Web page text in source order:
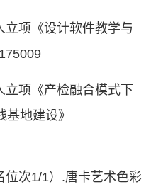
项《设计软件教学与
立项《产检融合模式下
地建设》
位次1/1）.唐卡艺术色彩